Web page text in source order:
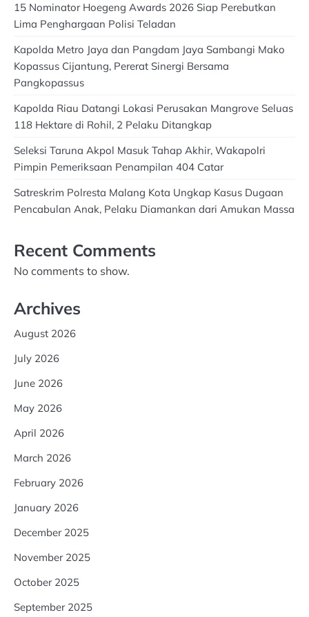
15 Nominator Hoegeng Awards 2026 Siap Perebutkan
Lima Penghargaan Polisi Teladan
Kapolda Metro Jaya dan Pangdam Jaya Sambangi Mako
Kopassus Cijantung, Pererat Sinergi Bersama
Pangkopassus
Kapolda Riau Datangi Lokasi Perusakan Mangrove Seluas
118 Hektare di Rohil, 2 Pelaku Ditangkap
Seleksi Taruna Akpol Masuk Tahap Akhir, Wakapolri
Pimpin Pemeriksaan Penampilan 404 Catar
Satreskrim Polresta Malang Kota Ungkap Kasus Dugaan
Pencabulan Anak, Pelaku Diamankan dari Amukan Massa
Recent Comments
No comments to show.
Archives
August 2026
July 2026
June 2026
May 2026
April 2026
March 2026
February 2026
January 2026
December 2025
November 2025
October 2025
September 2025